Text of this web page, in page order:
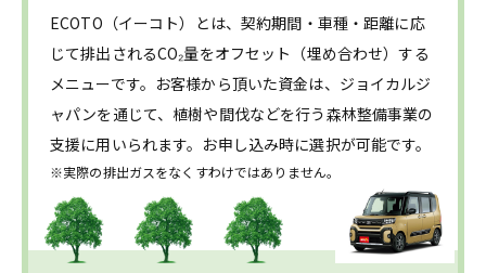
ECOTO（イーコト）とは、契約期間・車種・距離に応
じて排出されるCO₂量をオフセット（埋め合わせ）する
メニューです。お客様から頂いた資金は、ジョイカルジ
ャパンを通じて、植樹や間伐などを行う森林整備事業の
支援に用いられます。お申し込み時に選択が可能です。
※実際の排出ガスをなくすわけではありません。